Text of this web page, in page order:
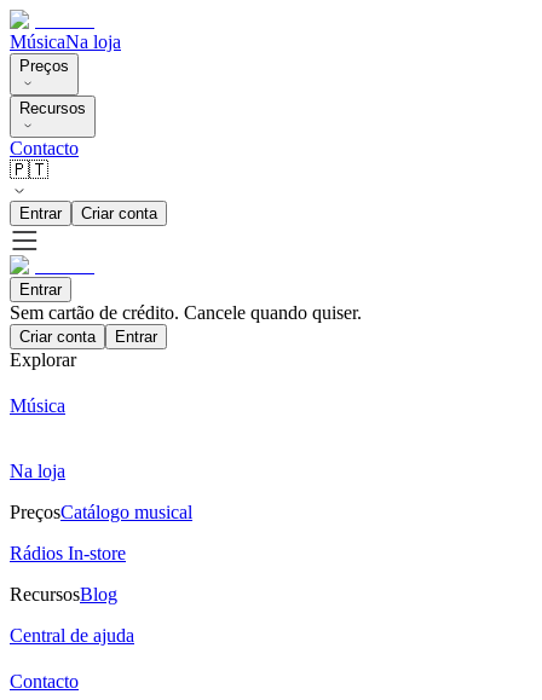
MúsicaNa loja
Preços
Recursos
Contacto
🇵🇹
Entrar Criar conta
Entrar
Sem cartão de crédito. Cancele quando quiser.
Criar conta Entrar
Explorar
Música
Na loja
PreçosCatálogo musical
Rádios In-store
RecursosBlog
Central de ajuda
Contacto